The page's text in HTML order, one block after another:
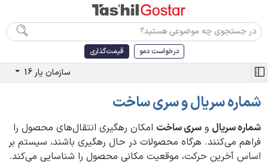
درخواست دمو قیمت‌گذاری
سازمان یار 16
شماره سریال و سری ساخت
شماره سریال و سری ساخت امکان رهگیری انتقال‌های محصول را
فراهم می‌کنند. هرگاه محصولات در حال رهگیری باشند، سیستم بر
اساس آخرین حرکت، موقعیت مکانی محصول را شناسایی می‌کند.